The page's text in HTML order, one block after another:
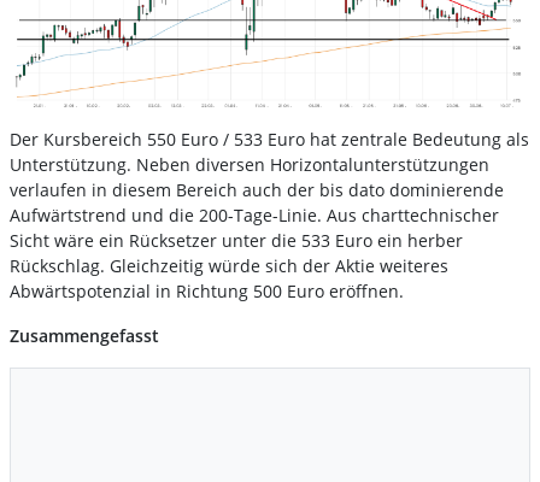
Der Kursbereich 550 Euro / 533 Euro hat zentrale Bedeutung als
Unterstützung. Neben diversen Horizontalunterstützungen
verlaufen in diesem Bereich auch der bis dato dominierende
Aufwärtstrend und die 200-Tage-Linie. Aus charttechnischer
Sicht wäre ein Rücksetzer unter die 533 Euro ein herber
Rückschlag. Gleichzeitig würde sich der Aktie weiteres
Abwärtspotenzial in Richtung 500 Euro eröffnen.
Zusammengefasst